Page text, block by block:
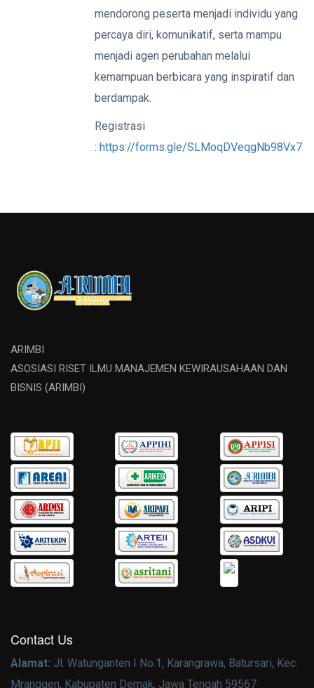
mendorong peserta menjadi individu yang
percaya diri, komunikatif, serta mampu
menjadi agen perubahan melalui
kemampuan berbicara yang inspiratif dan
berdampak.
Registrasi
: https://forms.gle/SLMoqDVeqgNb98Vx7
ARIMBI
ASOSIASI RISET ILMU MANAJEMEN KEWIRAUSAHAAN DAN
BISNIS (ARIMBI)
Contact Us
Alamat: Jl. Watunganten I No.1, Karangrawa, Batursari, Kec.
Mranggen, Kabupaten Demak, Jawa Tengah 59567